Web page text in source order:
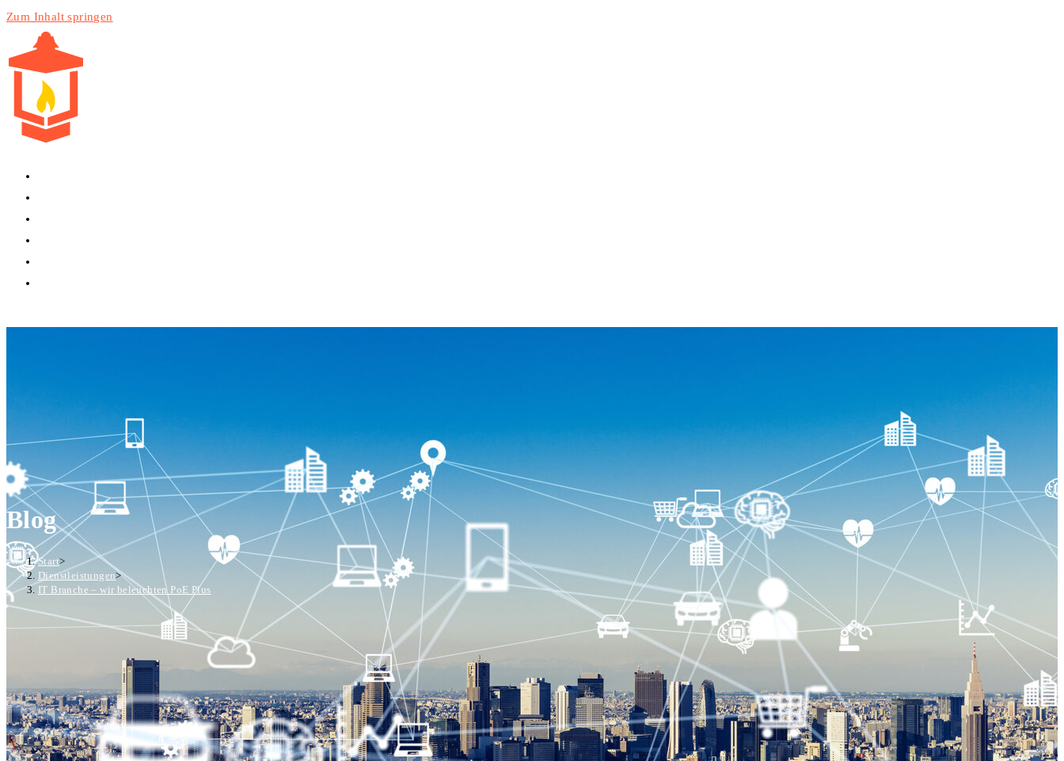
Zum Inhalt springen
Blog
Start>
Dienstleistungen>
IT Branche – wir beleuchten PoE Plus